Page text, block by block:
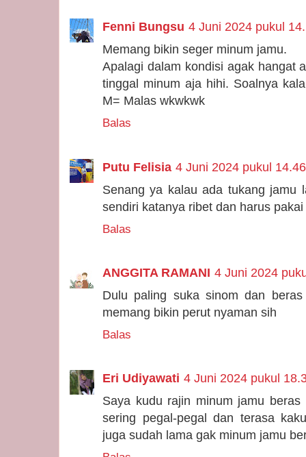
Fenni Bungsu 4 Juni 2024 pukul
Memang bikin seger minum jamu.
Apalagi dalam kondisi agak hangat
tinggal minum aja hihi. Soalnya
M= Malas wkwkwk
Balas
Putu Felisia 4 Juni 2024 pukul 14.46
Senang ya kalau ada tukang jamu
sendiri katanya ribet dan harus
Balas
ANGGITA RAMANI 4 Juni 2024
Dulu paling suka sinom dan
memang bikin perut nyaman sih
Balas
Eri Udiyawati 4 Juni 2024 pukul
Saya kudu rajin minum jamu
sering pegal-pegal dan terasa
juga sudah lama gak minum jamu